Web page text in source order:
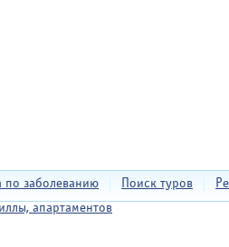
по заболеванию Поиск туров
апартаментов